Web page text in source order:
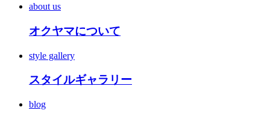
about us
オクヤマについて
style gallery
スタイルギャラリー
blog